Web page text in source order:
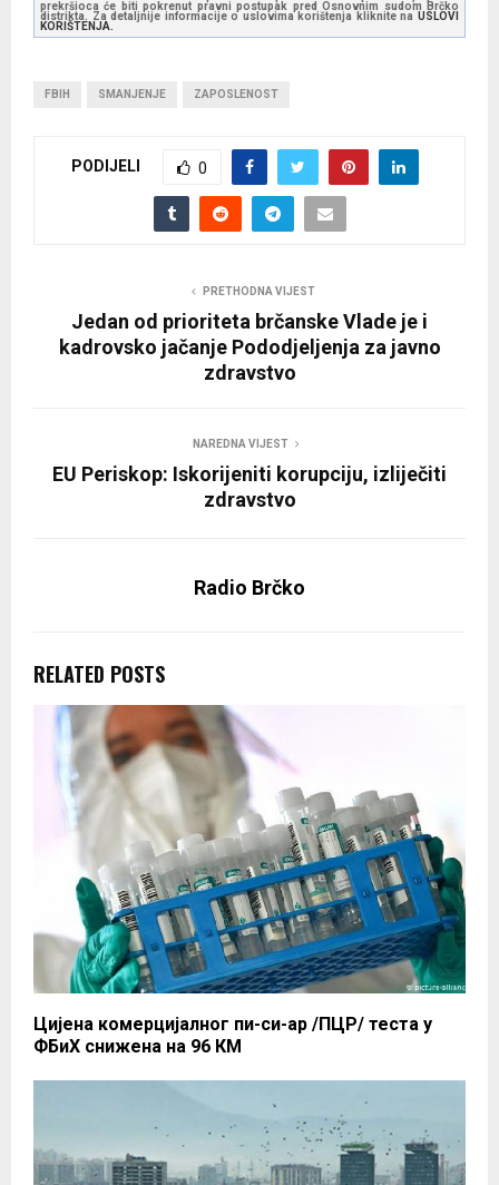
prekršioca će biti pokrenut pravni postupak pred Osnovnim sudom Brčko
distrikta. Za detaljnije informacije o uslovima korištenja kliknite na USLOVI
KORIŠTENJA.
FBIH SMANJENJE ZAPOSLENOST
PODIJELI 0
PRETHODNA VIJEST
Jedan od prioriteta brčanske Vlade je i
kadrovsko jačanje Pododjeljenja za javno
zdravstvo
NAREDNA VIJEST
EU Periskop: Iskorijeniti korupciju, izliječiti
zdravstvo
Radio Brčko
RELATED POSTS
Цијена комерцијалног пи-си-ар /ПЦР/ теста у
ФБиХ снижена на 96 КМ